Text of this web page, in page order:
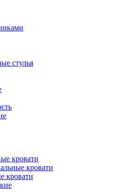
стулья
кровати
кровати
кровати